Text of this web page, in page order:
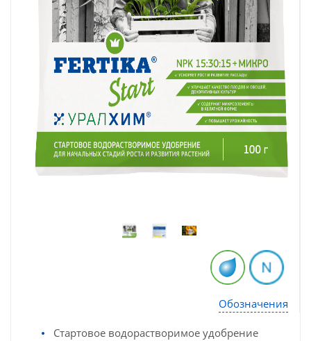
Обозначения
Стартовое водорастворимое удобрение